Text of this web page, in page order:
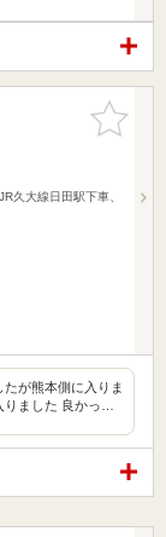
お気に入
りに追加
久大線日田駅下車、
が熊本側に入りま
りました 良かっ…